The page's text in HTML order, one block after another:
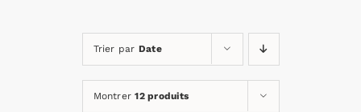
Trier par Date
Montrer12 produits